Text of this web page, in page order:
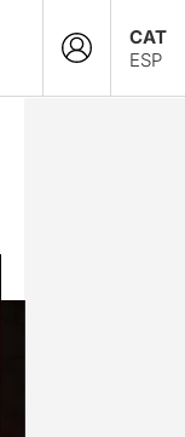
CAT
ESP